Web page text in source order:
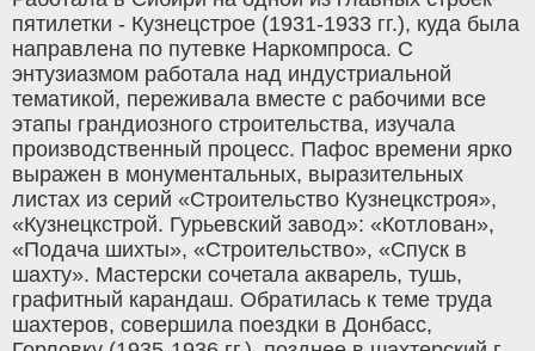
пятилетки - Кузнецстрое (1931-1933 гг.), куда была
направлена по путевке Наркомпроса. С
энтузиазмом работала над индустриальной
тематикой, переживала вместе с рабочими все
этапы грандиозного строительства, изучала
производственный процесс. Пафос времени ярко
выражен в монументальных, выразительных
листах из серий «Строительство Кузнецкстроя»,
«Кузнецкстрой. Гурьевский завод»: «Котлован»,
«Подача шихты», «Строительство», «Спуск в
шахту». Мастерски сочетала акварель, тушь,
графитный карандаш. Обратилась к теме труда
шахтеров, совершила поездки в Донбасс,